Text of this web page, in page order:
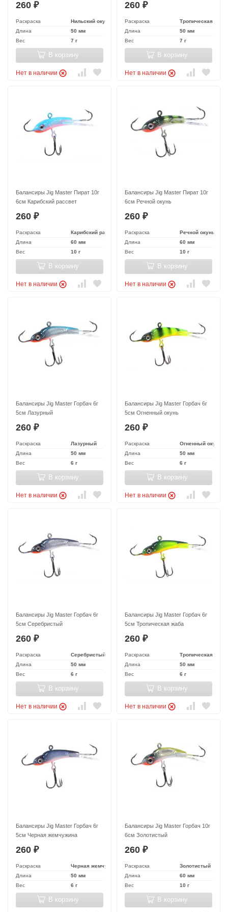
260 ₽
Раскраска
Нильский окунь
Длина
50 мм
Вес
7 г
В корзину
Нет в наличии
260 ₽
Раскраска
Тропическая жаба
Длина
50 мм
Вес
7 г
В корзину
Нет в наличии
Балансиры Jig Master Пират 10г
6см Карибский рассвет
260 ₽
Раскраска
Карибский рассвет
Длина
60 мм
Вес
10 г
В корзину
Нет в наличии
Балансиры Jig Master Пират 10г
6см Речной окунь
260 ₽
Раскраска
Речной окунь
Длина
60 мм
Вес
10 г
В корзину
Нет в наличии
Балансиры Jig Master Горбач 6г
5см Лазурный
260 ₽
Раскраска
Лазурный
Длина
50 мм
Вес
6 г
В корзину
Нет в наличии
Балансиры Jig Master Горбач 6г
5см Огненный окунь
260 ₽
Раскраска
Огненный окунь
Длина
50 мм
Вес
6 г
В корзину
Нет в наличии
Балансиры Jig Master Горбач 6г
5см Серебристый
260 ₽
Раскраска
Серебристый
Длина
50 мм
Вес
6 г
В корзину
Нет в наличии
Балансиры Jig Master Горбач 6г
5см Тропическая жаба
260 ₽
Раскраска
Тропическая жаба
Длина
50 мм
Вес
6 г
В корзину
Нет в наличии
Балансиры Jig Master Горбач 6г
5см Черная жемчужина
260 ₽
Раскраска
Черная жемчужина
Длина
50 мм
Вес
6 г
В корзину
Балансиры Jig Master Горбач 10г
6см Золотистый
260 ₽
Раскраска
Золотистый
Длина
60 мм
Вес
10 г
В корзину